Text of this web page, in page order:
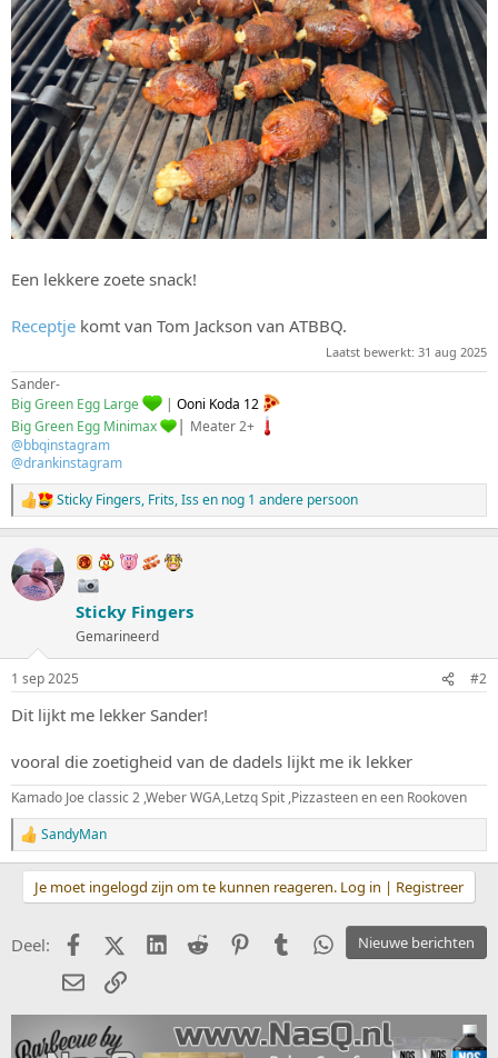
Een lekkere zoete snack!
Receptje komt van Tom Jackson van ATBBQ.
Laatst bewerkt: 31 aug 2025
Sander-
Big Green Egg Large
| Ooni Koda 12
Big Green Egg Minimax
| Meater 2+
@bbqinstagram
@drankinstagram
W
a
r
d
e
e
:
Sticky Fingers, Frits,Issen nog 1 andere persoon
Sticky Fingers
Gemarineerd
1 sep 2025 #2
Dit lijkt me lekker Sander!
vooral die zoetigheid van de dadels lijkt me ik lekker
Kamado Joe classic 2 ,Weber WGA,Letzq Spit ,Pizzasteen en een Rookoven
W
a
a
r
e
n
SandyMan
Je moet ingelogd zijn om te kunnen reageren. Log in | Registreer
Nieuwe berichten
Deel: FacebookX (Twitter)
LinkedIn
Reddit PinterestTumblrWhatsApp
E-mailkoppeling